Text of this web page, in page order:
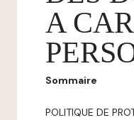
A
Sommaire
POLITIQUE DE